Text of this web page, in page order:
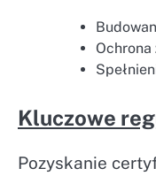
Ochrona
Kluczowe
Pozyskanie